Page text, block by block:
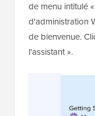
de menu intitulé
d'administration
de bienvenue.
l'assistant ».